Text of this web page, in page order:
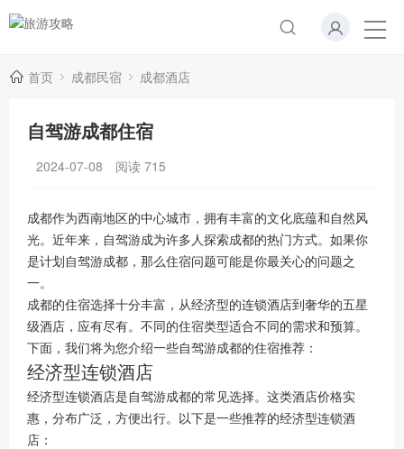
首页 成都民宿 成都酒店
自驾游成都住宿
2024-07-08 阅读 715
成都作为西南地区的中心城市，拥有丰富的文化底蕴和自然风
光。近年来，自驾游成为许多人探索成都的热门方式。如果你
是计划自驾游成都，那么住宿问题可能是你最关心的问题之
一。
成都的住宿选择十分丰富，从经济型的连锁酒店到奢华的五星
级酒店，应有尽有。不同的住宿类型适合不同的需求和预算。
下面，我们将为您介绍一些自驾游成都的住宿推荐：
经济型连锁酒店
经济型连锁酒店是自驾游成都的常见选择。这类酒店价格实
惠，分布广泛，方便出行。以下是一些推荐的经济型连锁酒
店：